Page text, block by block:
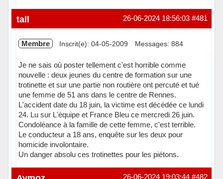
#481
26-06-2024 18:56:03
tall
Membre Inscrit(e): 04-05-2009 Messages: 884
Je ne sais où poster tellement c'est horrible comme
nouvelle : deux jeunes du centre de formation sur une
trotinette et sur une partie non routière ont percuté et tué
une femme de 51 ans dans le centre de Rennes.
L'accident date du 18 juin, la victime est décédée ce lundi
24. Lu sur L'équipe et France Bleu ce mercredi 26 juin.
Condoléance à la famille de cette femme, c'est terrible.
Le conducteur a 18 ans, enquête sur les deux pour
homicide involontaire.
Un danger absolu ces trotinettes pour les piétons.
Hors ligne #482
26-06-2024 19:03:44